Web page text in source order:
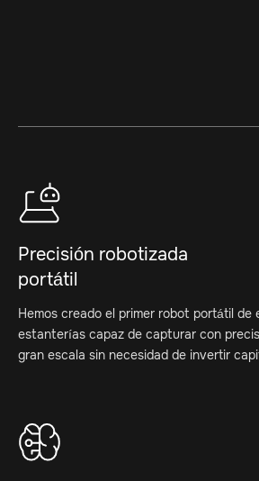
Precisión robotizada
portátil
Hemos creado el primer robot portátil de
estanterías capaz de capturar con
gran escala sin necesidad de invertir